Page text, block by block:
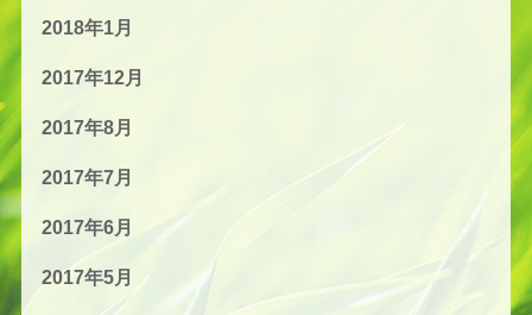
2018年1月
2017年12月
2017年8月
2017年7月
2017年6月
2017年5月